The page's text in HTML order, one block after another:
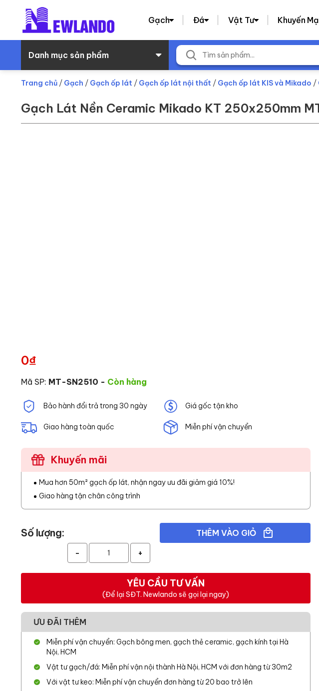
Gạch Đá Vật Tư Khuyến
Danh mục sản phẩm
Trang chủ / Gạch / Gạch ốp lát / Gạch ốp lát nội thất / Gạch ốp lát KIS và Mikado /
Gạch Lát Nền Ceramic Mikado KT 250x250mm
0₫
Mã SP: MT-SN2510 - Còn hàng
Bảo hành đổi trả trong 30 ngày Giá gốc tận kho
Giao hàng toàn quốc Miễn phí vận chuyển
Khuyến mãi
Mua hơn 50m² gạch ốp lát, nhận ngay ưu đãi giảm giá 10%!
Giao hàng tận chân công trình
Số lượng:
- +
THÊM VÀO GIỎ
YÊU CẦU TƯ VẤN
(Để lại SĐT. Newlando sẽ gọi lại ngay)
ƯU ĐÃI THÊM
Miễn phí vận chuyển: Gạch bông men, gạch thẻ ceramic, gạch kính tại Hà
Nội, HCM
Vật tư gạch/đá: Miễn phí vận nội thành Hà Nội, HCM với đơn hàng từ 30m2
Với vật tư keo: Miễn phí vận chuyển đơn hàng từ 20 bao trở lên